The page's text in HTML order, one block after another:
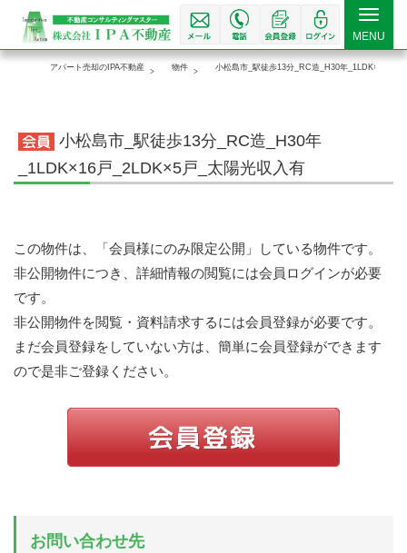
Toggle
MENU
アパート売却のIPA不動産 物件 小松島市_駅徒歩13分_RC造_H30年_1LDK×16戸
小松島市_駅徒歩13分_RC造_H30年
_1LDK×16戸_2LDK×5戸_太陽光収入有
この物件は、「会員様にのみ限定公開」している物件です。
非公開物件につき、詳細情報の閲覧には会員ログインが必要
です。
非公開物件を閲覧・資料請求するには会員登録が必要です。
まだ会員登録をしていない方は、簡単に会員登録ができます
ので是非ご登録ください。
お問い合わせ先